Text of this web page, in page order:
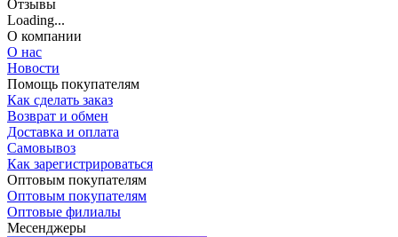
Отзывы
Loading...
О компании
О нас
Новости
Помощь покупателям
Как сделать заказ
Возврат и обмен
Доставка и оплата
Самовывоз
Как зарегистрироваться
Оптовым покупателям
Оптовым покупателям
Оптовые филиалы
Месенджеры